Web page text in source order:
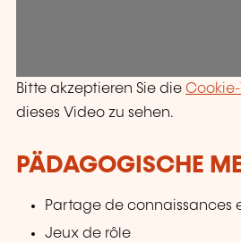
Bitte akzeptieren Sie die
dieses Video zu sehen.
PÄDAGOGISCHE
Partage de connaissances
Jeux de rôle